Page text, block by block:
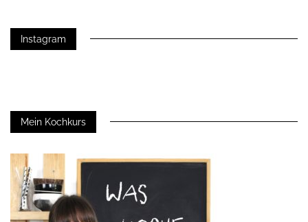
Instagram
Mein Kochkurs